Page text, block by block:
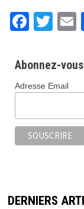
Fa
b
o
o
k
T
tt
er
Abonnez-
Adresse Email
DERNIERS